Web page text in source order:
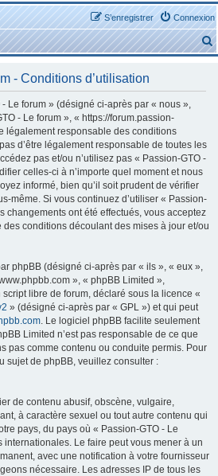
Connexion
S’enregistrer
e
- Conditions d’utilisation
Le forum » (désigné ci-après par « nous »,
- Le forum », « https://forum.passion-
légalement responsable des conditions
d’être légalement responsable de toutes les
pas et/ou n’utilisez pas « Passion-GTO -
celles-ci à n’importe quel moment et nous
informé, bien qu’il soit prudent de vérifier
même. Si vous continuez d’utiliser « Passion-
changements ont été effectués, vous acceptez
des conditions découlant des mises à jour et/ou
phpBB (désigné ci-après par « ils », « eux »,
», « phpBB Limited »,
libre de forum, déclaré sous la licence «
» (désigné ci-après par « GPL ») et qui peut
. Le logiciel phpBB facilite seulement
Limited n’est pas responsable de ce que
pas comme contenu ou conduite permis. Pour
sujet de phpBB, veuillez consulter :
de contenu abusif, obscène, vulgaire,
à caractère sexuel ou tout autre contenu qui
pays, du pays où « Passion-GTO - Le
Le faire peut vous mener à un
avec une notification à votre fournisseur
nécessaire. Les adresses IP de tous les